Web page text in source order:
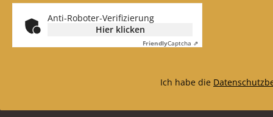
Anti-Roboter-Verifizierung
Hier klicken
FriendlyCaptcha ⇗
Ich habe die